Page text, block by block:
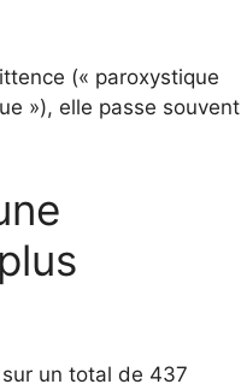
(« paroxystique
»), elle passe souvent
sur un total de 437